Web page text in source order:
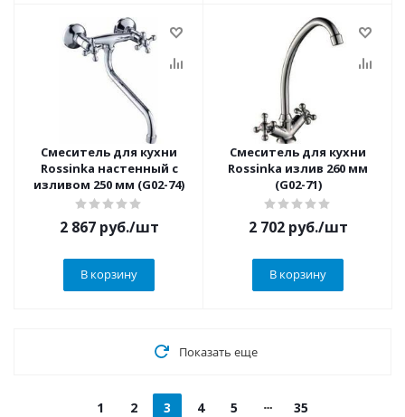
Смеситель для кухни
Rossinka настенный с
изливом 250 мм (G02-74)
2 867руб./шт
В корзину
Смеситель для кухни
Rossinka излив 260 мм
(G02-71)
2 702руб./шт
В корзину
Показать еще
1 2 3 4 5 35